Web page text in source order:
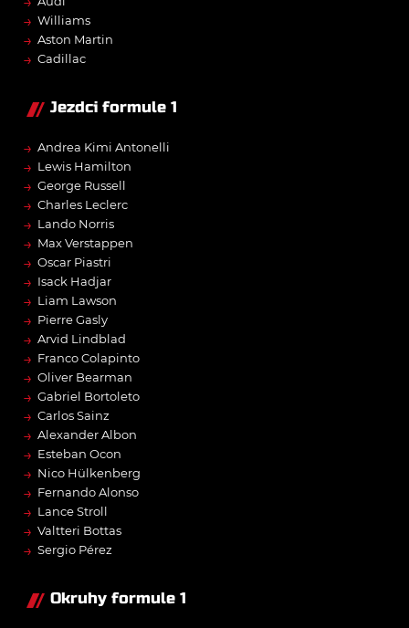
→ Williams
→ Aston Martin
→ Cadillac
Jezdci formule 1
→ Andrea Kimi Antonelli
→ Lewis Hamilton
→ George Russell
→ Charles Leclerc
→ Lando Norris
→ Max Verstappen
→ Oscar Piastri
→ Isack Hadjar
→ Liam Lawson
→ Pierre Gasly
→ Arvid Lindblad
→ Franco Colapinto
→ Oliver Bearman
→ Gabriel Bortoleto
→ Carlos Sainz
→ Alexander Albon
→ Esteban Ocon
→ Nico Hülkenberg
→ Fernando Alonso
→ Lance Stroll
→ Valtteri Bottas
→ Sergio Pérez
Okruhy formule 1